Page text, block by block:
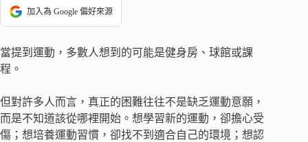
加入為 Google 偏好來源
當提到運動，多數人想到的可能是健身房、球館或課
程。
但對許多人而言，真正的困難往往不是缺乏運動意願，
而是不知道該從哪裡開始。想學習新的運動，卻擔心受
傷；想培養運動習慣，卻找不到適合自己的環境；想認